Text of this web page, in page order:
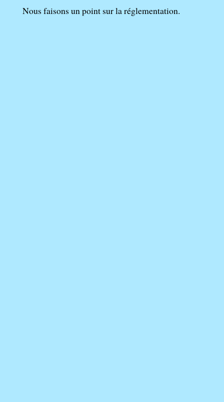
Nous faisons un point sur la réglementation.